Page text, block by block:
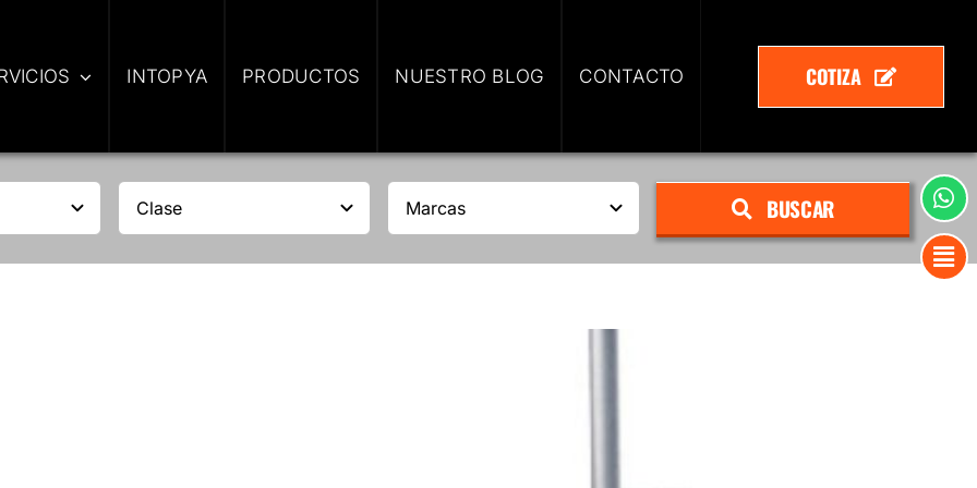
INTOPYA PRODUCTOS NUESTRO BLOG CONTACTO COTIZA
BUSCAR